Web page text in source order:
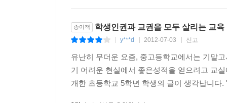
“나는 우리 중학생들이 목공과 원예, 텃밭 가꾸
이용해서 텃밭과 정원을 가구는 경험을 해봤으
6대 특활 영역이다.”
추천사를 의뢰받은 공지영 작가는 원고를 다 읽고
종이책 학생인권과 교권을 모두 살리는 교육
y***d 2012-07-03 신고
유난히 무더운 요즘, 중고등학교에서는 기말
기 어려운 현실에서 좋은성적을 얻으려고 교
개한 초등학교 5학년 학생의 글이 생각납니